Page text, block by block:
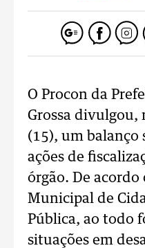
O Procon da
Grossa divulgou,
(15), um balanço
ações de
órgão. De acordo
Municipal de
Pública, ao todo
situações em